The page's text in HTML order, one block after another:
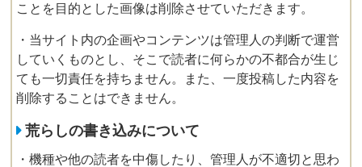
ことを目的とした画像は削除させていただきます。
・当サイト内の企画やコンテンツは管理人の判断で運営
していくものとし、そこで読者に何らかの不都合が生じ
ても一切責任を持ちません。また、一度投稿した内容を
削除することはできません。
荒らしの書き込みについて
・機種や他の読者を中傷したり、管理人が不適切と思わ